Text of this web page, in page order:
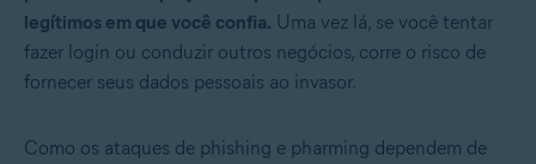
legítimos em que você confia. Uma vez lá, se você tentar
fazer login ou conduzir outros negócios, corre o risco de
fornecer seus dados pessoais ao invasor.
Como os ataques de phishing e pharming dependem de